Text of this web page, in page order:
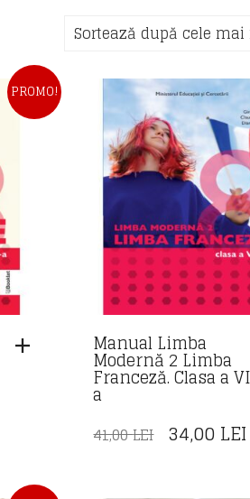
Sortează după cele mai
PROMO!
Manual Limba
Modernă 2 Limba
Franceză. Clasa a
a
41,00LEI PREȚUL
34,00 LEI